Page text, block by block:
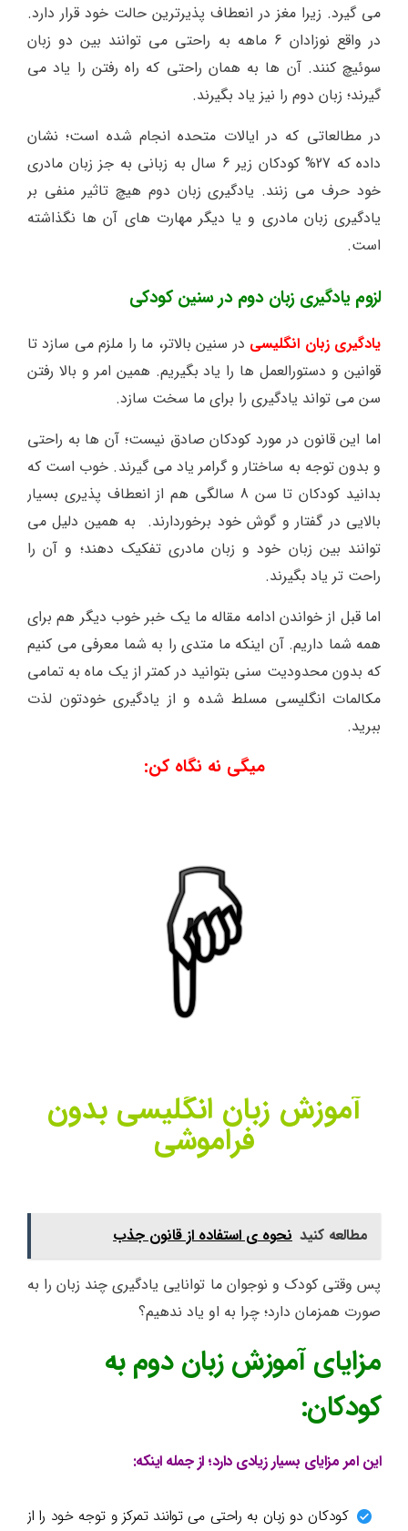
می گیرد. زیرا مغز در انعطاف پذیرترین حالت خود قرار دارد.
در واقع نوزادان 6 ماهه به راحتی می توانند بین دو زبان
سوئیچ کنند. آن ها به همان راحتی که راه رفتن را یاد می
گیرند؛ زبان دوم را نیز یاد بگیرند.
در مطالعاتی که در ایالات متحده انجام شده است؛ نشان
داده که 27% کودکان زیر 6 سال به زبانی به جز زبان مادری
خود حرف می زنند. یادگیری زبان دوم هیچ تاثیر منفی بر
یادگیری زبان مادری و یا دیگر مهارت های آن ها نگذاشته
است.
لزوم یادگیری زبان دوم در سنین کودکی
یادگیری زبان انگلیسی در سنین بالاتر، ما را ملزم می سازد تا
قوانین و دستورالعمل ها را یاد بگیریم. همین امر و بالا رفتن
سن می تواند یادگیری را برای ما سخت سازد.
اما این قانون در مورد کودکان صادق نیست؛ آن ها به راحتی
و بدون توجه به ساختار و گرامر یاد می گیرند. خوب است که
بدانید کودکان تا سن 8 سالگی هم از انعطاف پذیری بسیار
بالایی در گفتار و گوش خود برخوردارند. به همین دلیل می
توانند بین زبان خود و زبان مادری تفکیک دهند؛ و آن را
راحت تر یاد بگیرند.
اما قبل از خواندن ادامه مقاله ما یک خبر خوب دیگر هم برای
همه شما داریم. آن اینکه ما متدی را به شما معرفی می کنیم
که بدون محدودیت سنی بتوانید در کمتر از یک ماه به تمامی
مکالمات انگلیسی مسلط شده و از یادگیری خودتون لذت
ببرید.
میگی نه نگاه کن:
آموزش زبان انگلیسی بدون
فراموشی
مطالعه کنید نحوه ی استفاده از قانون جذب
پس وقتی کودک و نوجوان ما توانایی یادگیری چند زبان را به
صورت همزمان دارد؛ چرا به او یاد ندهیم؟
مزایای آموزش زبان دوم به
کودکان:
این امر مزایای بسیار زیادی دارد؛ از جمله اینکه:
کودکان دو زبان به راحتی می توانند تمرکز و توجه خود را از